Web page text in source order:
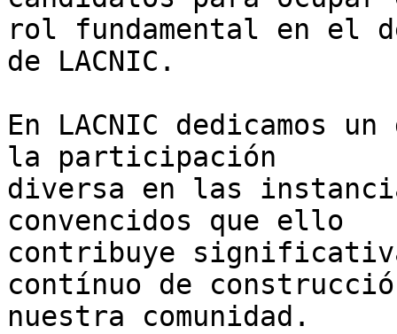
rol fundamental en el
de LACNIC.
En LACNIC dedicamos
la participación
diversa en las
convencidos que ello
contribuye
contínuo de
nuestra comunidad.